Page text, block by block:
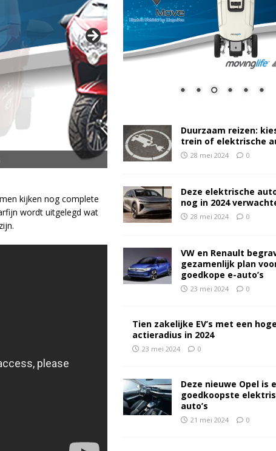
kijken nog complete
wordt uitgelegd wat
Duurzaam reizen:
trein of elektrische
28 mei 2024 0
Deze elektrische
nog in 2024
28 mei 2024 0
VW en Renault
gezamenlijk plan
goedkope e-auto’s
23 mei 2024 0
Tien zakelijke EV’s met een hoge
actieradius in 2024
23 mei 2024 0
Deze nieuwe Opel is
goedkoopste
auto’s
21 mei 2024 0